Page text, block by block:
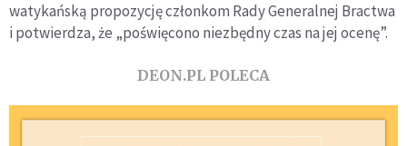
watykańską propozycję członkom Rady Generalnej Bractwa
i potwierdza, że „poświęcono niezbędny czas na jej ocenę”.
DEON.PL POLECA